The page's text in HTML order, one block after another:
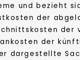
und bezieht
der
der
der
dargestellte